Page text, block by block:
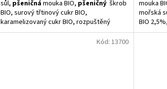
sůl, pšeničnámouka BIO, pšeničný škrob
BIO, surový třtinový cukr BIO,
karamelizovaný cukr BIO, rozpuštěný
řepkový protein BIO, glukózový sirup BIO,
kurkuma BIO, listy libečku BIO, bílý pepř
mouka
mořská
BIO
BIO
sirup
Kód: 13700